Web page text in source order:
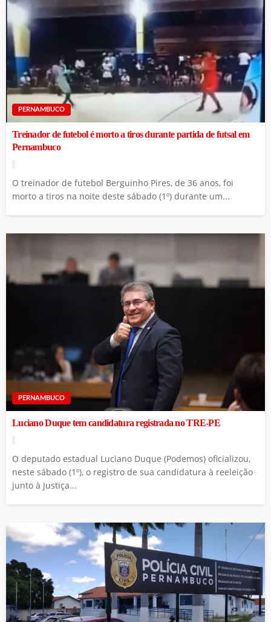
PERNAMBUCO
Treinador de futebol é morto a tiros durante partida de futsal em
Pernambuco
O treinador de futebol Berguinho Pires, de 36 anos, foi
morto a tiros na noite deste sábado (1º) durante um...
PERNAMBUCO
Luciano Duque tem candidatura registrada no TRE-PE
O deputado estadual Luciano Duque (Podemos) oficializou,
neste sábado (1º), o registro de sua candidatura à reeleição
junto à Justiça...